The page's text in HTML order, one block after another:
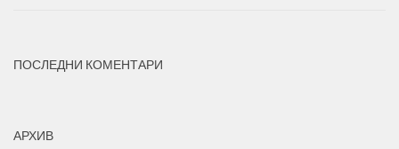
ПОСЛЕДНИ КОМЕНТАРИ
АРХИВ